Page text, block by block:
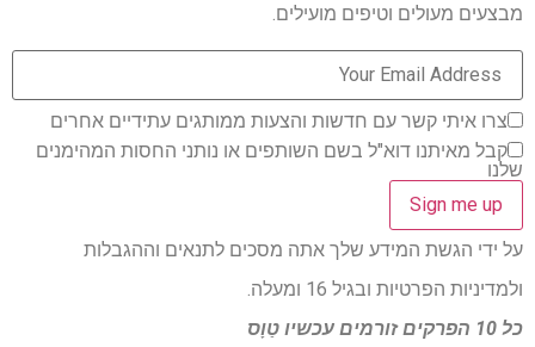
מבצעים מעולים וטיפים מועילים.
צרו איתי קשר עם חדשות והצעות ממותגים עתידיים אחרים
קבל מאיתנו דוא"ל בשם השותפים או נותני החסות המהימנים
שלנו
על ידי הגשת המידע שלך אתה מסכים לתנאים וההגבלות
ולמדיניות הפרטיות ובגיל 16 ומעלה.
כל 10 הפרקים זורמים עכשיו
טַוָס